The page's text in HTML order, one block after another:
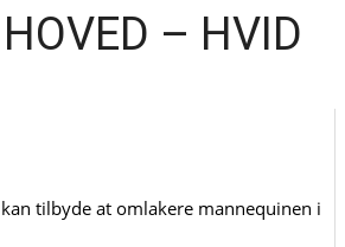
– HVID
tilbyde at omlakere mannequinen i